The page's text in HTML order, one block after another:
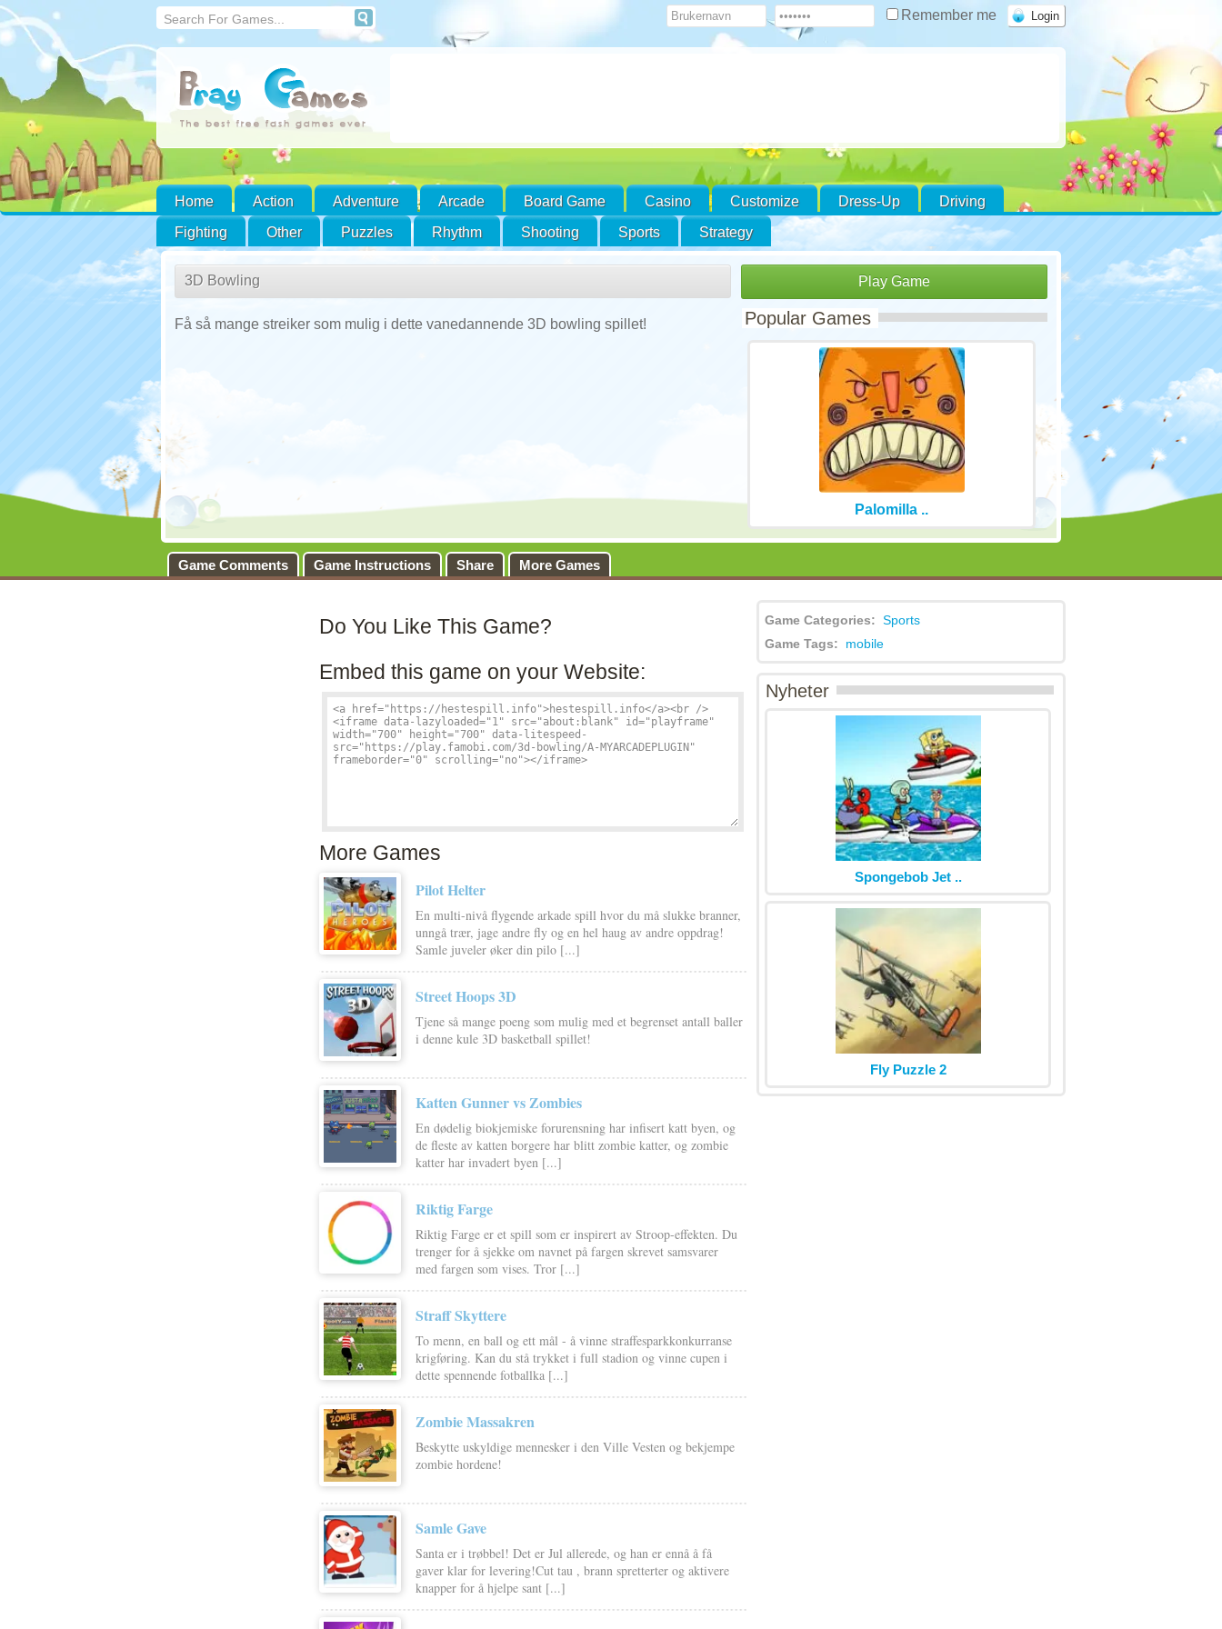
Remember me
Home Action Adventure Arcade Board Game Casino Customize Dress-Up
Driving
Fighting
Other Puzzles Rhythm Shooting Sports Strategy
3D Bowling Play Game
Få så mange streiker som mulig i dette vanedannende 3D bowling spillet! Popular Games
Palomilla ..
Game Comments Game Instructions Share More Games
Do You Like This Game?
Embed this game on your Website:
More Games
Pilot Helter
En multi-nivå flygende arkade spill hvor du må slukke branner,
unngå trær, jage andre fly og en hel haug av andre oppdrag!
Samle juveler øker din pilo [...]
Street Hoops 3D
Tjene så mange poeng som mulig med et begrenset antall baller
i denne kule 3D basketball spillet!
Katten Gunner vs Zombies
En dødelig biokjemiske forurensning har infisert katt byen, og
de fleste av katten borgere har blitt zombie katter, og zombie
katter har invadert byen [...]
Riktig Farge
Riktig Farge er et spill som er inspirert av Stroop-effekten. Du
trenger for å sjekke om navnet på fargen skrevet samsvarer
med fargen som vises. Tror [...]
Straff Skyttere
To menn, en ball og ett mål - å vinne straffesparkkonkurranse
krigføring. Kan du stå trykket i full stadion og vinne cupen i
dette spennende fotballka [...]
Zombie Massakren
Beskytte uskyldige mennesker i den Ville Vesten og bekjempe
zombie hordene!
Samle Gave
Santa er i trøbbel! Det er Jul allerede, og han er ennå å få
gaver klar for levering!Cut tau , brann spretterter og aktivere
knapper for å hjelpe sant [...]
Game Categories: Sports
Game Tags: mobile
Nyheter
Spongebob Jet ..
Fly Puzzle 2